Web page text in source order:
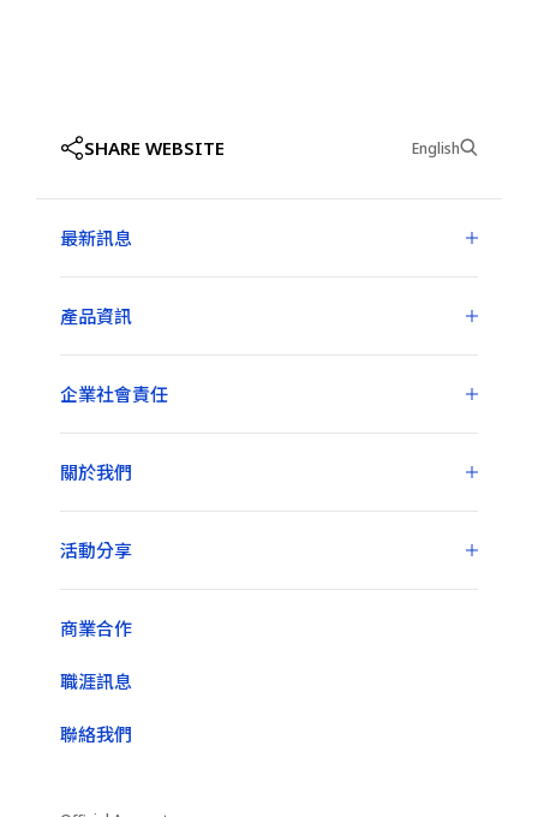
SHARE WEBSITE English
最新訊息
產品資訊
企業社會責任
關於我們
活動分享
商業合作
職涯訊息
聯絡我們